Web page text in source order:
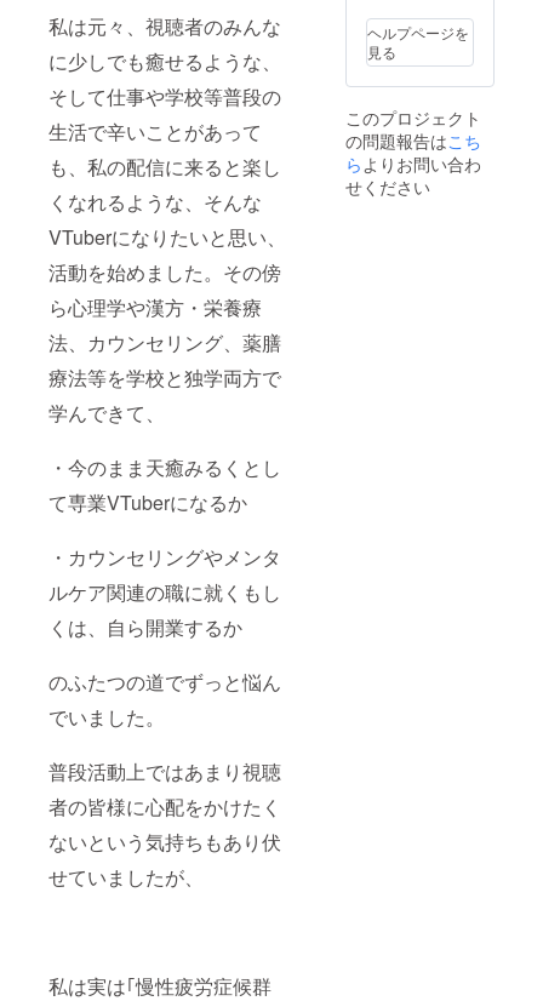
私は元々、視聴者のみんな
に少しでも癒せるような、
そして仕事や学校等普段の
生活で辛いことがあって
も、私の配信に来ると楽し
くなれるような、そんな
VTuberになりたいと思い、
活動を始めました。その傍
ら心理学や漢方・栄養療
法、カウンセリング、薬膳
療法等を学校と独学両方で
学んできて、
・今のまま天癒みるくとし
て専業VTuberになるか
・カウンセリングやメンタ
ルケア関連の職に就くもし
くは、自ら開業するか
のふたつの道でずっと悩ん
でいました。
普段活動上ではあまり視聴
者の皆様に心配をかけたく
ないという気持ちもあり伏
せていましたが、
私は実は｢慢性疲労症候群
しいお
名前を
お教え
下さい️)
アーカ
イブに
て掲載
※支援時
したい
お名前
を備考
欄に記
載をお
ヘルプページを
見る
このプロジェクト
の問題報告はこち
ら よりお問い合わ
せください